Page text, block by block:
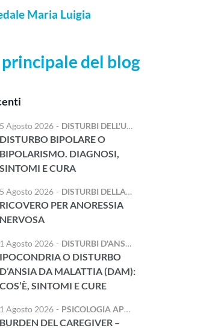
Maria Luigia
principale del blog
5 Agosto 2026 - DISTURBI DELL'UMORE
DISTURBO BIPOLARE O
BIPOLARISMO. DIAGNOSI,
SINTOMI E CURA
5 Agosto 2026 - DISTURBI DELLA NUTRIZIONE E DELL'ALIMENTAZIONE
RICOVERO PER ANORESSIA
NERVOSA
1 Agosto 2026 - DISTURBI D'ANSIA
IPOCONDRIA O DISTURBO
D’ANSIA DA MALATTIA (DAM):
COS’È, SINTOMI E CURE
1 Agosto 2026 - PSICOLOGIA APPLICATA
BURDEN DEL CAREGIVER –